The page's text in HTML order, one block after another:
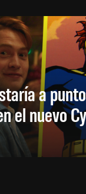
a
el nuevo